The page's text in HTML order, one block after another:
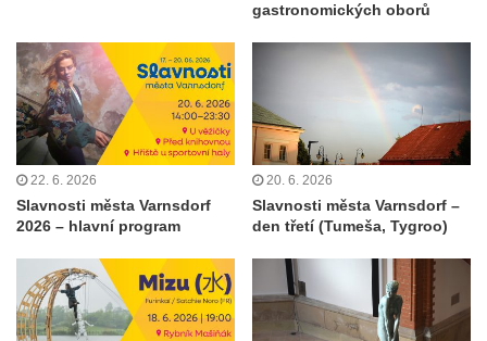
gastronomických oborů
22. 6. 2026
Slavnosti města Varnsdorf
2026 – hlavní program
20. 6. 2026
Slavnosti města Varnsdorf –
den třetí (Tumeša, Tygroo)